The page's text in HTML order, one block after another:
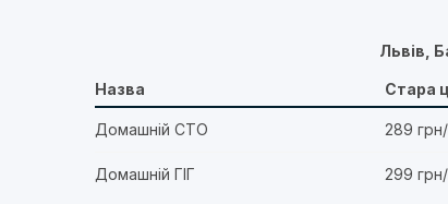
Львів,
Назва Стара
Домашній СТО 289 грн/
Домашній ГІГ 299 грн/